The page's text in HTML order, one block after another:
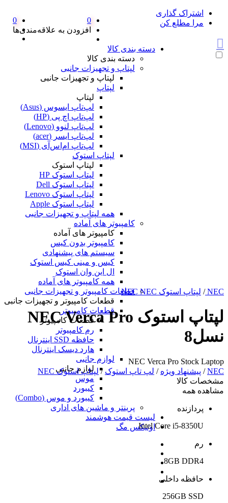
اشتراک گذاری
مرا مطلع کن
0
افزودن به علاقه‌مندی‌ها
0
دسته بندی کالا
دسته بندی کالا
لپتاپ و تجهیزات جانبی
لپتاپ و تجهیزات جانبی
لپتاپ
لپتاپ
لپ‌تاپ ایسوس (Asus)
لپ‌تاپ اچ پی (HP)
لپ‌تاپ لنوو (Lenovo)
لپ‌تاپ ایسر (acer)
لپ‌تاپ ام‌اس‌آی (MSI)
لپتاپ استوک
لپتاپ استوک
لپتاپ استوک HP
لپتاپ استوک Dell
لپتاپ استوک Lenovo
لپتاپ استوک Apple
همه لپتاپ و تجهیزات جانبی
کامپیوتر های آماده
کامپیوتر های آماده
کامپیوتر بدون کیس
سیستم های پیشنهادی
کیس و مینی کیس استوک
ال این وان استوک
همه کامپیوتر های آماده
قطعات کامپیوتر و تجهیزات جانبی
قطعات کامپیوتر و تجهیزات جانبی
قطعات کامپیوتر
قطعات کامپیوتر
رم کامپیوتر
حافظه SSD اینترنال
هارد دیسک اینترنال
لوازم جانبی
لوازم جانبی
موس
کیبورد
کیبورد و موس (Combo)
پرینتر و ماشین های اداری
لیست قیمت هوشمند
اونیکس مگ
NEC
/ لپتاپ استوک NEC NEC
لپتاپ استوک NEC Verca Pro
نسل8
NEC Verca Pro Stock Laptop
NEC
/ پیشنهاد ویژه / لپ تاپ استوک /لپتاپ استوک NEC
مشخصات کالا
مشاهده همه
پردازنده
Intel Core i5-8350U
رم
8GB DDR4
حافظه داخلی
256GB SSD